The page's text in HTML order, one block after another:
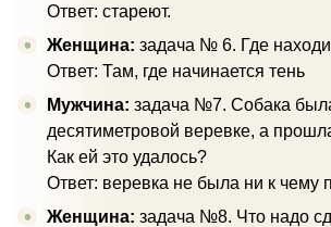
Ответ: стареют.
Женщина: задача № 6. Где
Ответ: Там, где начинается тень
Мужчина: задача №7. Собака
десятиметровой веревке, а
Как ей это удалось?
Ответ: веревка не была ни к чему
Женщина: задача №8. Что надо